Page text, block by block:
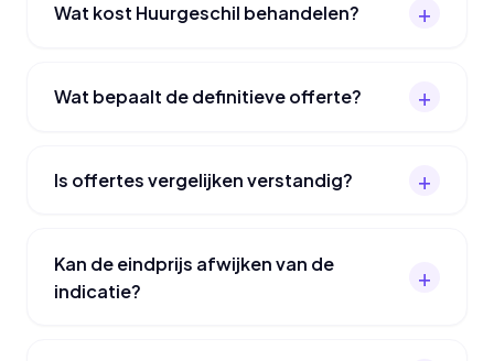
Wat kost Huurgeschil behandelen?
Wat bepaalt de definitieve offerte?
Is offertes vergelijken verstandig?
Kan de eindprijs afwijken van de
indicatie?